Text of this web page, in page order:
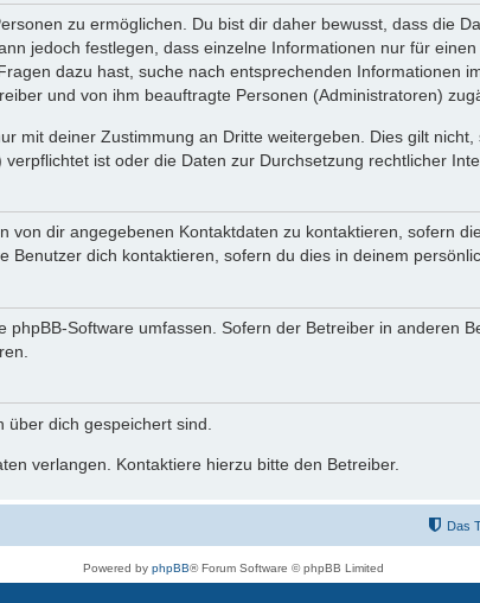
zu ermöglichen. Du bist dir daher bewusst, dass die
jedoch festlegen, dass einzelne Informationen nur für
dazu hast, suche nach entsprechenden Informationen
und von ihm beauftragte Personen (Administratoren)
mit deiner Zustimmung an Dritte weitergeben. Dies gilt
ist oder die Daten zur Durchsetzung rechtlicher
von dir angegebenen Kontaktdaten zu kontaktieren, sofern
dich kontaktieren, sofern du dies in deinem
Software umfassen. Sofern der Betreiber in anderen
dich gespeichert sind.
verlangen. Kontaktiere hierzu bitte den Betreiber.
Das
Powered by phpBB® Forum Software © phpBB Limited